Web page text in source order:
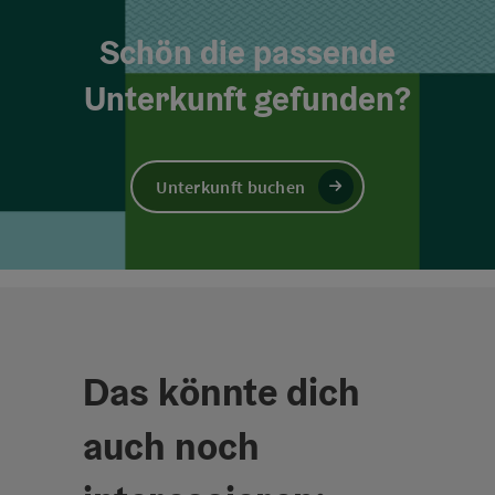
Schön die passende
Unterkunft gefunden?
Unterkunft buchen
Das könnte dich
auch noch